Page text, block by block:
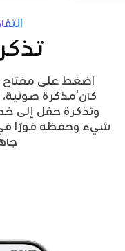
كان'مذكرة
وتذكرة حفل إلى
شيء وحفظه فورًا في